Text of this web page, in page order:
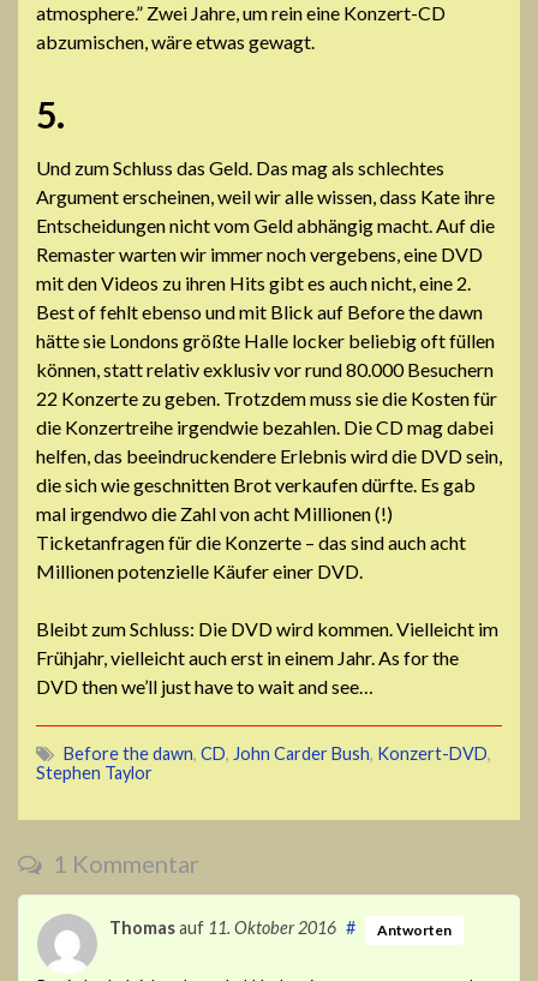
atmosphere.” Zwei Jahre, um rein eine Konzert-CD
abzumischen, wäre etwas gewagt.
5.
Und zum Schluss das Geld. Das mag als schlechtes
Argument erscheinen, weil wir alle wissen, dass Kate ihre
Entscheidungen nicht vom Geld abhängig macht. Auf die
Remaster warten wir immer noch vergebens, eine DVD
mit den Videos zu ihren Hits gibt es auch nicht, eine 2.
Best of fehlt ebenso und mit Blick auf Before the dawn
hätte sie Londons größte Halle locker beliebig oft füllen
können, statt relativ exklusiv vor rund 80.000 Besuchern
22 Konzerte zu geben. Trotzdem muss sie die Kosten für
die Konzertreihe irgendwie bezahlen. Die CD mag dabei
helfen, das beeindruckendere Erlebnis wird die DVD sein,
die sich wie geschnitten Brot verkaufen dürfte. Es gab
mal irgendwo die Zahl von acht Millionen (!)
Ticketanfragen für die Konzerte – das sind auch acht
Millionen potenzielle Käufer einer DVD.
Bleibt zum Schluss: Die DVD wird kommen. Vielleicht im
Frühjahr, vielleicht auch erst in einem Jahr. As for the
DVD then we’ll just have to wait and see…
Before the dawn, CD, John Carder Bush, Konzert-DVD,
Stephen Taylor
1 Kommentar
Thomasauf 11. Oktober 2016 # Antworten